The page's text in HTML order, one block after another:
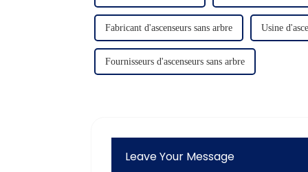
Fabricant d'ascenseurs sans arbre Usine
Fournisseurs d'ascenseurs sans arbre
Leave Your Message